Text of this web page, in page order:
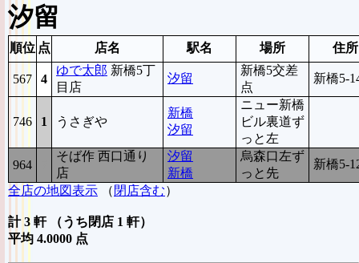
汐留
順位 点 店名 駅名 場所 住所
567 4
ゆで太郎 新橋5丁
目店
汐留
新橋5交差
点
新橋5-
746 1 うさぎや
新橋
汐留
ニュー新橋
ビル裏道ず
っと左
964
そば作 西口通り
店
汐留
新橋
烏森口左ず
っと先
新橋5-
全店の地図表示 （ 閉店含む）
計 3 軒 （うち閉店 1 軒）
平均 4.0000 点